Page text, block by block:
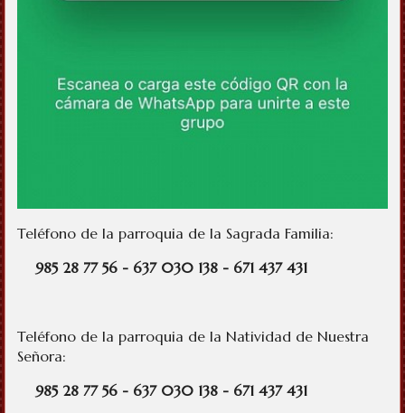
Teléfono de la parroquia de la Sagrada Familia:
985 28 77 56 - 637 030 138 - 671 437 431
Teléfono de la parroquia de la Natividad de Nuestra
Señora:
985 28 77 56 - 637 030 138 - 671 437 431